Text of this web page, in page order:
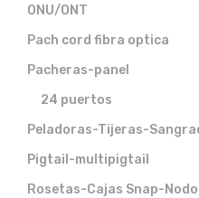
ONU/ONT
Pach cord fibra optica
Pacheras-panel
24 puertos
Peladoras-Tijeras-
Pigtail-multipigtail
Rosetas-Cajas Snap-